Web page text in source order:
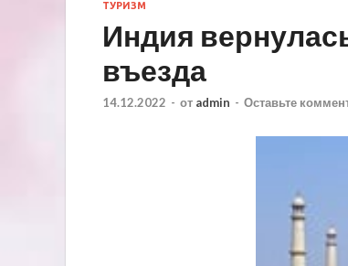
ТУРИЗМ
Индия
въезда
14.12.2022 - от admin - Оставьте